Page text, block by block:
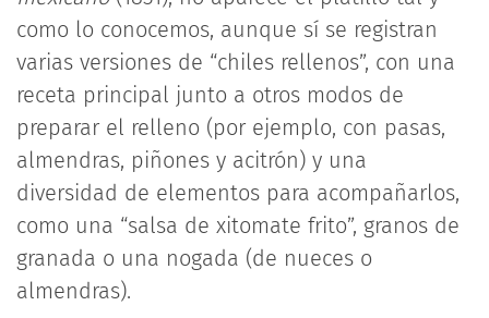
como lo conocemos, aunque sí se registran
varias versiones de “chiles rellenos”, con una
receta principal junto a otros modos de
preparar el relleno (por ejemplo, con pasas,
almendras, piñones y acitrón) y una
diversidad de elementos para acompañarlos,
como una “salsa de xitomate frito”, granos de
granada o una nogada (de nueces o
almendras).